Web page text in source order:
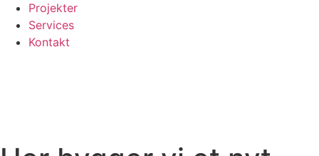
Projekter
Services
Kontakt